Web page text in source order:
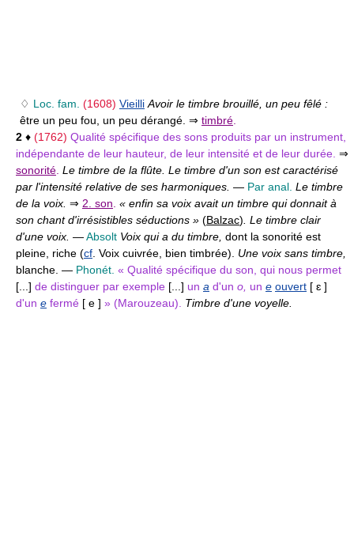
♢ Loc. fam. (1608) Vieilli Avoir le timbre brouillé, un peu fêlé :
être un peu fou, un peu dérangé. ⇒ timbré
2 ♦ (1762) Qualité spécifique des sons produits par un instrument,
indépendante de leur hauteur, de leur intensité et de leur durée. ⇒
sonorité Le timbre de la flûte. Le timbre d'un son est caractérisé
par l'intensité relative de ses harmoniques. — Par anal. Le timbre
de la voix. ⇒ 2. son « enfin sa voix avait un timbre qui donnait à
son chant d'irrésistibles séductions » (Balzac) . Le timbre clair
d'une voix. —Absolt Voix qui a du timbre, dont la sonorité est
pleine, riche (cf . Voix cuivrée, bien timbrée). Une voix sans timbre,
blanche. — Phonét. « Qualité spécifique du son, qui nous permet
[...] de distinguer par exemple [...] un a d'un o, un e ouvert [ ɛ ]
d'un e fermé [ e ] » (Marouzeau). Timbre d'une voyelle.